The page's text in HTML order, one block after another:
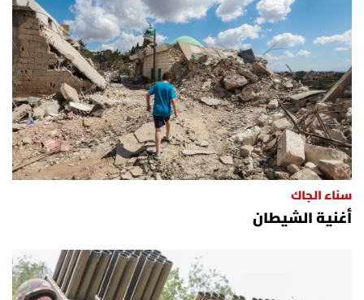
سناء الجاك
أغنية الشيطان